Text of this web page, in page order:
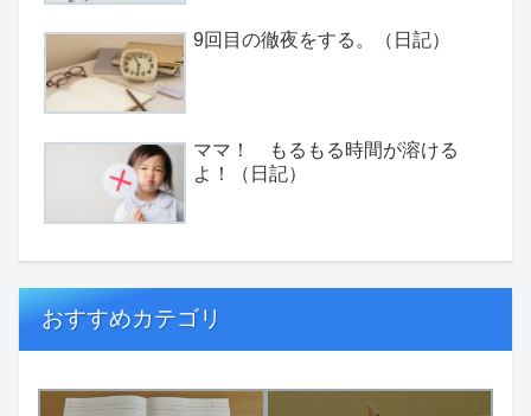
9回目の徹夜をする。（日記）
ママ！ もるもる時間が溶ける
よ！（日記）
おすすめカテゴリ